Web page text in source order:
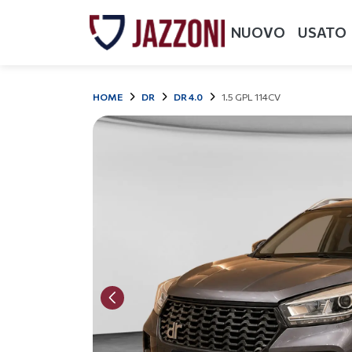
NUOVO USATO
HOME DR DR 4.0 1.5 GPL 114CV